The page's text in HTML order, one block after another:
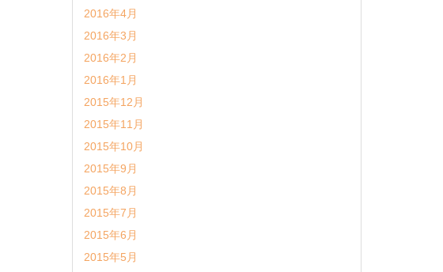
2016年4月
2016年3月
2016年2月
2016年1月
2015年12月
2015年11月
2015年10月
2015年9月
2015年8月
2015年7月
2015年6月
2015年5月